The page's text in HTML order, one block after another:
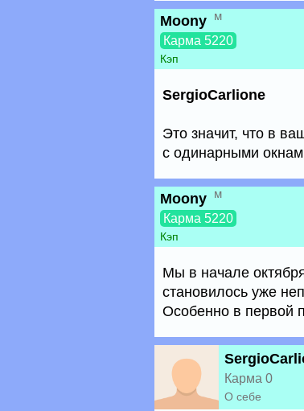
Moony м
Карма 5220
Кэп
SergioCarlione
Это значит, что в
с одинарными
Moony м
Карма 5220
Кэп
Мы в начале
становилось уже
Особенно в первой
Карма 0
О себе